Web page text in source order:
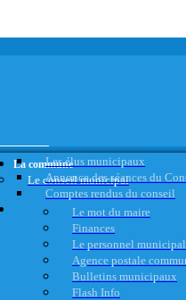
La commune
Le conseil municipal
Les élus municipaux
Annonce des séances du
Comptes rendus du conseil
Le mot du maire
Finances
Le personnel municipal
Agence postale
Bulletins municipaux
Flash Info